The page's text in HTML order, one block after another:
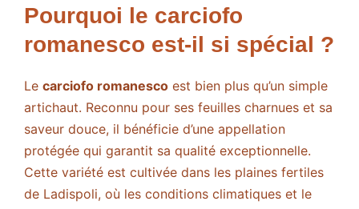
Pourquoi le carciofo
romanesco est-il si spécial ?
Le carciofo romanesco est bien plus qu’un simple
artichaut. Reconnu pour ses feuilles charnues et sa
saveur douce, il bénéficie d’une appellation
protégée qui garantit sa qualité exceptionnelle.
Cette variété est cultivée dans les plaines fertiles
de Ladispoli, où les conditions climatiques et le